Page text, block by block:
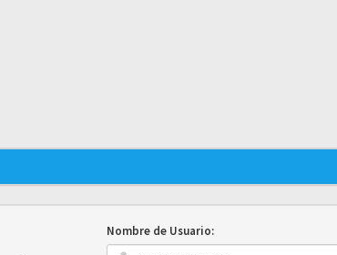
Nombre de Usuario: